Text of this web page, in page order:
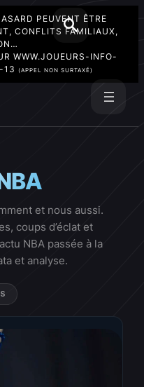
PEUVENT ÊTRE
CONFLITS FAMILIAUX,
WWW.JOUEURS-INFO-
13 (APPEL NON SURTAXÉ)
et nous aussi.
coups d’éclat et
NBA passée à la
et analyse.